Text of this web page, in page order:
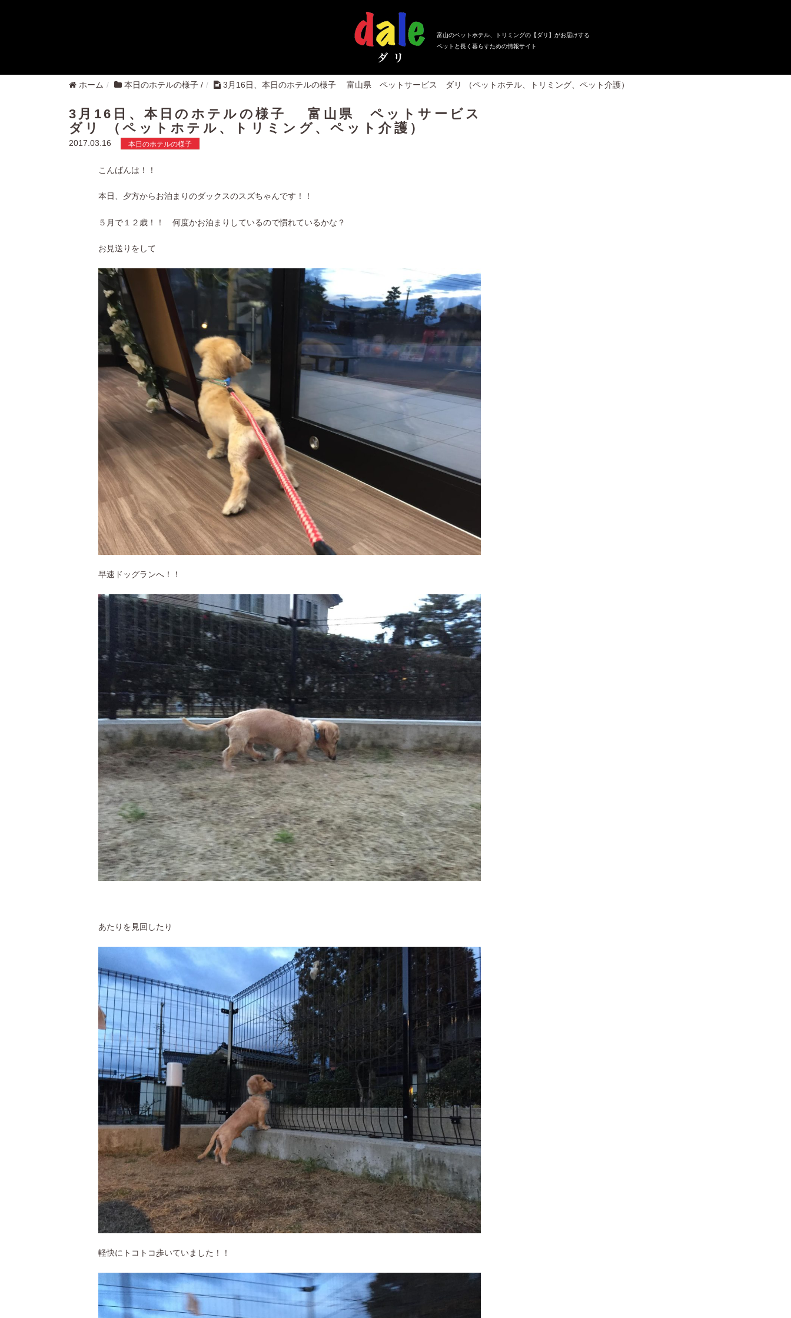
富山のペットホテル、トリミングの【ダリ】がお届けする
ペットと長く暮らすための情報サイト
ホーム 本日のホテルの様子 / 3月16日、本日のホテルの様子 富山県 ペットサービス ダリ （ペットホテル、トリミング、ペット介護）
3月16日、本日のホテルの様子 富山県 ペットサービス
ダリ （ペットホテル、トリミング、ペット介護）
2017.03.16 本日のホテルの様子
こんばんは！！
本日、夕方からお泊まりのダックスのスズちゃんです！！
５月で１２歳！！ 何度かお泊まりしているので慣れているかな？
お見送りをして
早速ドッグランへ！！
あたりを見回したり
軽快にトコトコ歩いていました！！